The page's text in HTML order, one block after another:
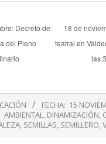
Decreto de
del Pleno
18 de
teatral en
las
FECHA: 15
AMBIENTAL, DINAMIZACIÓN,
, SEMILLAS, SEMILLERO,